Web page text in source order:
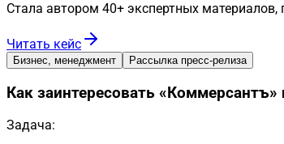
Стала автором 40+ экспертных
Читать кейс
Бизнес, менеджмент Рассылка пресс-релиза
Как заинтересовать
Задача: